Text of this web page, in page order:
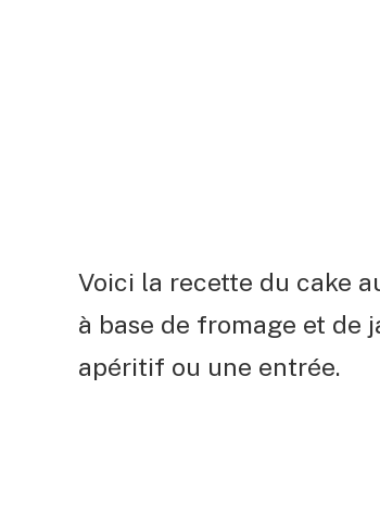
Voici la recette du cake
à base de fromage et de
apéritif ou une entrée.